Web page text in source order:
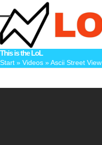
to
content
Open
mobile
menu
Close
mobile
menu
This is the LoL
Start » Videos »Ascii Street View